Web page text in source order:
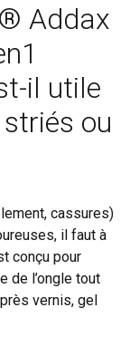
Addax
il utile
ou
cassures)
il faut à
conçu pour
de l’ongle tout
vernis, gel